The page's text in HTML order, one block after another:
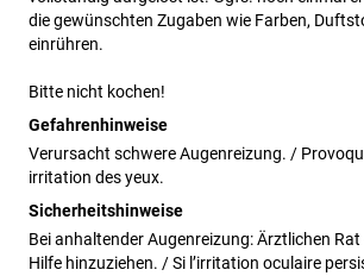
die gewünschten Zugaben wie Farben,
einrühren.
Bitte nicht kochen!
Gefahrenhinweise
Verursacht schwere Augenreizung. /
irritation des yeux.
Sicherheitshinweise
Bei anhaltender Augenreizung: Ärztlichen
Hilfe hinzuziehen. / Si l’irritation oculaire